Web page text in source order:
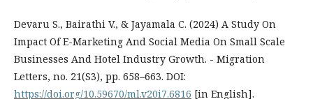
Devaru S., Bairathi V., & Jayamala C. (2024) A Study On
Impact Of E-Marketing And Social Media On Small Scale
Businesses And Hotel Industry Growth. - Migration
Letters, no. 21(S3), pр. 658–663. DOI:
https://doi.org/10.59670/ml.v20i7.6816 [in Еnglish].